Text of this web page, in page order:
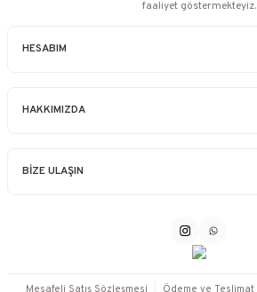
HESABIM
HAKKIMIZDA
BİZE ULAŞIN
faaliyet göstermekteyiz.
Mesafeli Satış Sözleşmesi Ödeme ve Teslimat